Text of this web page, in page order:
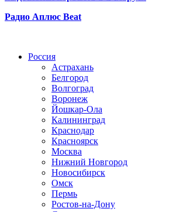
Радио Аплюс Beat
Россия
Астрахань
Белгород
Волгоград
Воронеж
Йошкар-Ола
Калининград
Краснодар
Красноярск
Москва
Нижний Новгород
Новосибирск
Омск
Пермь
Ростов-на-Дону